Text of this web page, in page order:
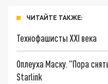
ЧИТАЙТЕ ТАКЖЕ:
Технофашисты XXI века
Оплеуха Маску. "Пора
Starlink